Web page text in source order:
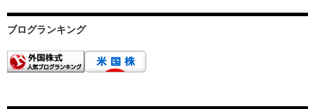
ブログランキング